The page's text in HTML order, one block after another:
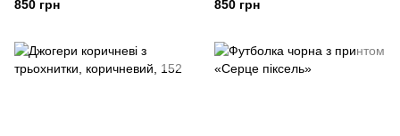
850 грн 850 грн